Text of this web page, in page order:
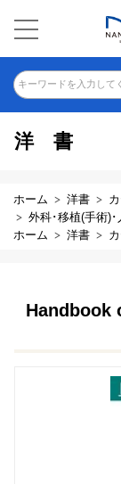
キーワードを入力して
洋書
ホーム 洋書
外科･移植(手術)･
ホーム
洋書
Handbook